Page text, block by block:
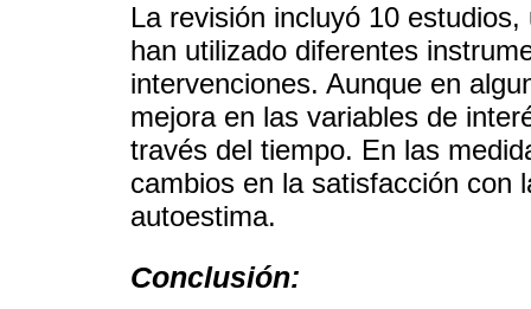
La revisión incluyó 10
han utilizado diferentes
intervenciones. Aunque en
mejora en las variables de
través del tiempo. En las
cambios en la satisfacción con
autoestima.
Conclusión: